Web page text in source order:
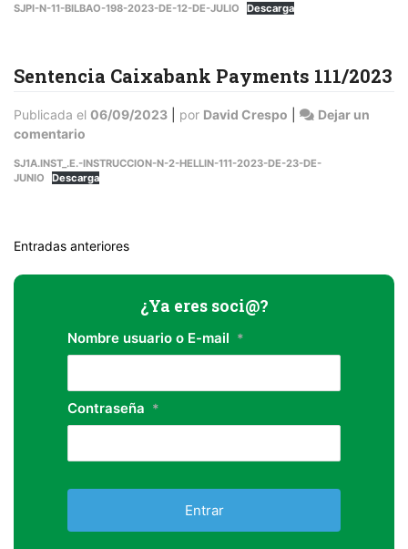
BBVA
SJPI-N-11-BILBAO-198-2023-DE-12-DE-JULIO Descarga
Sentencia Caixabank Payments 111/2023
Publicada el 06/09/2023 por David Crespo
Dejar un
comentario
Caixabank
SJ1A.INST_.E.-INSTRUCCION-N-2-HELLIN-111-2023-DE-23-DE-
JUNIO
Descarga
Navegación
entradas
Entradas anteriores
¿Ya eres soci@?
Nombre usuario o E-mail *
Contraseña *